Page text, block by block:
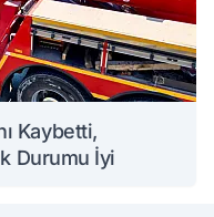
Kaybetti,
Durumu İyi